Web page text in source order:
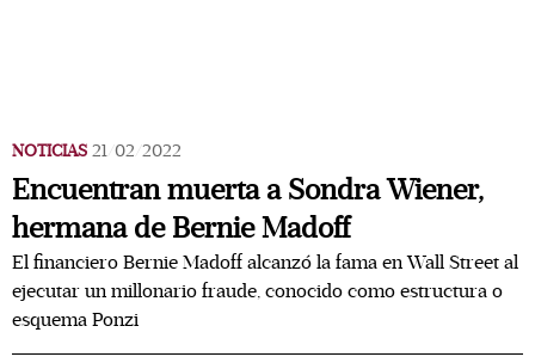
NOTICIAS 21/02/2022
Encuentran muerta a Sondra Wiener,
hermana de Bernie Madoff
El financiero Bernie Madoff alcanzó la fama en Wall Street al
ejecutar un millonario fraude, conocido como estructura o
esquema Ponzi